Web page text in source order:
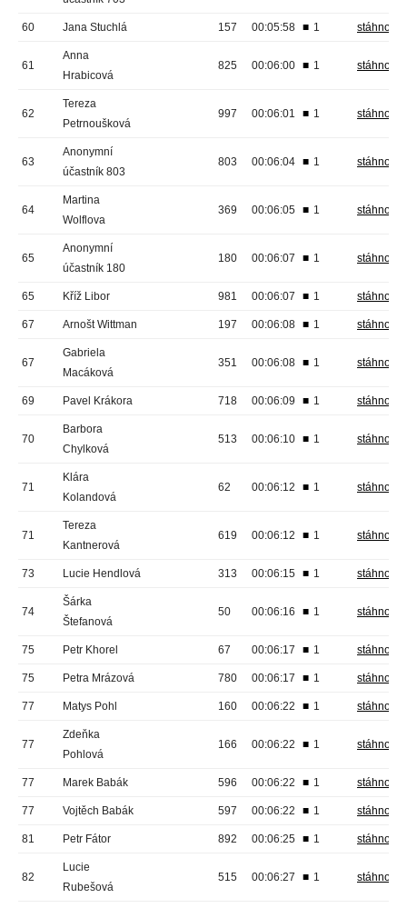
60 Jana Stuchlá 157 00:05:58 ■ 1 stáhnout
61
Anna
Hrabicová
825 00:06:00 ■ 1 stáhnout
62
Tereza
Petrnoušková
997 00:06:01 ■ 1 stáhnout
63
Anonymní
účastník 803
803 00:06:04 ■ 1 stáhnout
64
Martina
Wolflova
369 00:06:05 ■ 1 stáhnout
65
Anonymní
účastník 180
180 00:06:07 ■ 1 stáhnout
65 Kříž Libor 981 00:06:07 ■ 1 stáhnout
67 Arnošt Wittman 197 00:06:08 ■ 1 stáhnout
67
Gabriela
Macáková
351 00:06:08 ■ 1 stáhnout
69 Pavel Krákora 718 00:06:09 ■ 1 stáhnout
70
Barbora
Chylková
513 00:06:10 ■ 1 stáhnout
71
Klára
Kolandová
62 00:06:12 ■ 1 stáhnout
71
Tereza
Kantnerová
619 00:06:12 ■ 1 stáhnout
73 Lucie Hendlová 313 00:06:15 ■ 1 stáhnout
74
Šárka
Štefanová
50 00:06:16 ■ 1 stáhnout
75 Petr Khorel 67 00:06:17 ■ 1 stáhnout
75 Petra Mrázová 780 00:06:17 ■ 1 stáhnout
77 Matys Pohl 160 00:06:22 ■ 1 stáhnout
77
Zdeňka
Pohlová
166 00:06:22 ■ 1 stáhnout
77 Marek Babák 596 00:06:22 ■ 1 stáhnout
77 Vojtěch Babák 597 00:06:22 ■ 1 stáhnout
81 Petr Fátor 892 00:06:25 ■ 1 stáhnout
82
Lucie
Rubešová
515 00:06:27 ■ 1 stáhnout